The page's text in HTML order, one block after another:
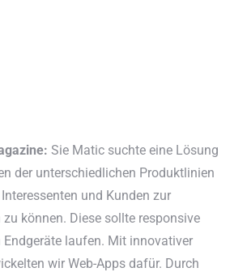
Sie Matic suchte eine Lösung
der unterschiedlichen Produktlinien
und Kunden zur
können. Diese sollte responsive
laufen. Mit innovativer
wir Web-Apps dafür. Durch